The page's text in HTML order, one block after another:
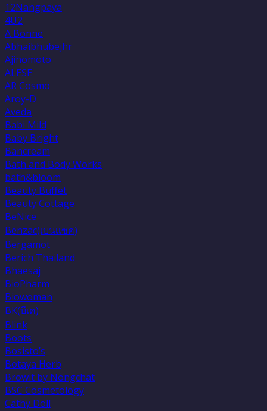
12Nangpaya
4U2
A Bonne
Abhaibhubejhr
Ajinomoto
ALESE
AR Cosmo
Aroy-D
Aveda
Babi Mild
Baby Bright
Bancream
Bath and Body Works
bath&bloom
Beauty Buffet
Beauty Cottage
BeNice
Benzac(เบนเเซค)
Bergamot
Berich Thailand
Bhaesaj
BioPharm
Biowoman
BK(บีเค)
Blink
Boots
Bosisto’s
Botaya Herb
Browit by Nongchat
BSC Cosmetology
Cathy Doll